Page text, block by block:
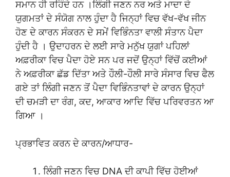
ਸਮਾਨ ਹੀ ਰਹਿੰਦੇ ਹਨ ।ਲਿੰਗੀ ਜਣਨ ਨਰ ਅਤੇ ਮਾਦਾ ਦੇ
ਯੁਗਮਤਾਂ ਦੇ ਸੰਯੋਗ ਨਾਲ ਹੁੰਦਾ ਹੈ ਜਿਨ੍ਹਾਂ ਵਿਚ ਵੱਖ-ਵੱਖ ਜੀਨ
ਹੋਣ ਦੇ ਕਾਰਨ ਸੰਕਰਨ ਦੇ ਸਮੇਂ ਵਿਭਿੰਨਤਾ ਵਾਲੀ ਸੰਤਾਨ ਪੈਦਾ
ਹੁੰਦੀ ਹੈ । ਉਦਾਹਰਨ ਦੇ ਲਈ ਸਾਰੇ ਮਨੁੱਖ ਯੁਗਾਂ ਪਹਿਲਾਂ
ਅਫ਼ਰੀਕਾ ਵਿਚ ਪੈਦਾ ਹੋਏ ਸਨ ਪਰ ਜਦੋਂ ਉਨ੍ਹਾਂ ਵਿੱਚੋਂ ਕਈਆਂ
ਨੇ ਅਫ਼ਰੀਕਾ ਛੱਡ ਦਿੱਤਾ ਅਤੇ ਹੌਲੀ-ਹੌਲੀ ਸਾਰੇ ਸੰਸਾਰ ਵਿਚ ਫੈਲ
ਗਏ ਤਾਂ ਲਿੰਗੀ ਜਣਨ ਤੋਂ ਪੈਦਾ ਵਿਭਿੰਨਤਾਵਾਂ ਦੇ ਕਾਰਨ ਉਨ੍ਹਾਂ
ਦੀ ਚਮੜੀ ਦਾ ਰੰਗ, ਕਦ, ਆਕਾਰ ਆਦਿ ਵਿੱਚ ਪਰਿਵਰਤਨ ਆ
ਗਿਆ ।
ਪ੍ਰਭਾਵਿਤ ਕਰਨ ਦੇ ਕਾਰਨ/ਆਧਾਰ-
ਲਿੰਗੀ ਜਣਨ ਵਿਚ DNA ਦੀ ਕਾਪੀ ਵਿੱਚ ਹੋਈਆਂ